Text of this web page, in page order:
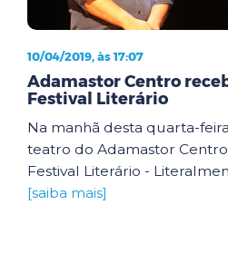
10/04/2019, às 17:07
Adamastor Centro
Festival Literário
Na manhã desta quarta-
teatro do Adamastor
Festival Literário -
[saiba mais]